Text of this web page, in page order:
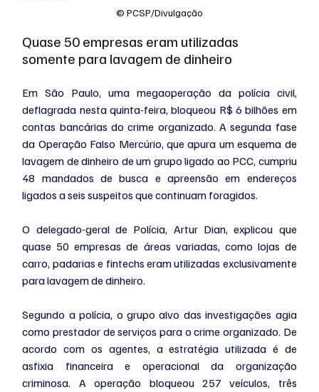
© PCSP/Divulgação
Quase 50 empresas eram utilizadas
somente para lavagem de dinheiro
Em São Paulo, uma megaoperação da polícia civil,
deflagrada nesta quinta-feira, bloqueou R$ 6 bilhões em
contas bancárias do crime organizado. A segunda fase
da Operação Falso Mercúrio, que apura um esquema de
lavagem de dinheiro de um grupo ligado ao PCC, cumpriu
48 mandados de busca e apreensão em endereços
ligados a seis suspeitos que continuam foragidos.
O delegado-geral de Polícia, Artur Dian, explicou que
quase 50 empresas de áreas variadas, como lojas de
carro, padarias e fintechs eram utilizadas exclusivamente
para lavagem de dinheiro.
Segundo a polícia, o grupo alvo das investigações agia
como prestador de serviços para o crime organizado. De
acordo com os agentes, a estratégia utilizada é de
asfixia financeira e operacional da organização
criminosa. A operação bloqueou 257 veículos, três